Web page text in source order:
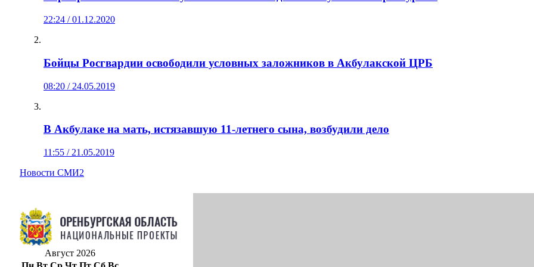
22:24 / 01.12.2020
Бойцы Росгвардии освободили условных заложников в Акбулакской ЦРБ
08:20 / 24.05.2019
В Акбулаке на мать, истязавшую 11-летнего сына, возбудили дело
11:55 / 21.05.2019
Новости СМИ2
Август 2026